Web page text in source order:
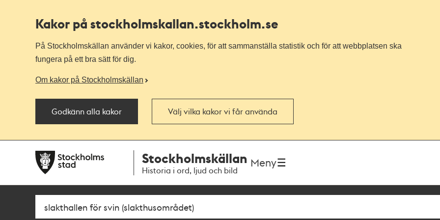
Kakor på stockholmskallan.stockholm.se
På Stockholmskällan använder vi kakor, cookies, för att sammanställa statistik och för att webbplatsen ska
fungera på ett bra sätt för dig.
Om kakor på Stockholmskällan
Godkänn alla kakor Välj vilka kakor vi får använda
navigationen
huvudinnehållet
Stockholmskällan
Historia i ord, ljud och bild
Meny
Sök